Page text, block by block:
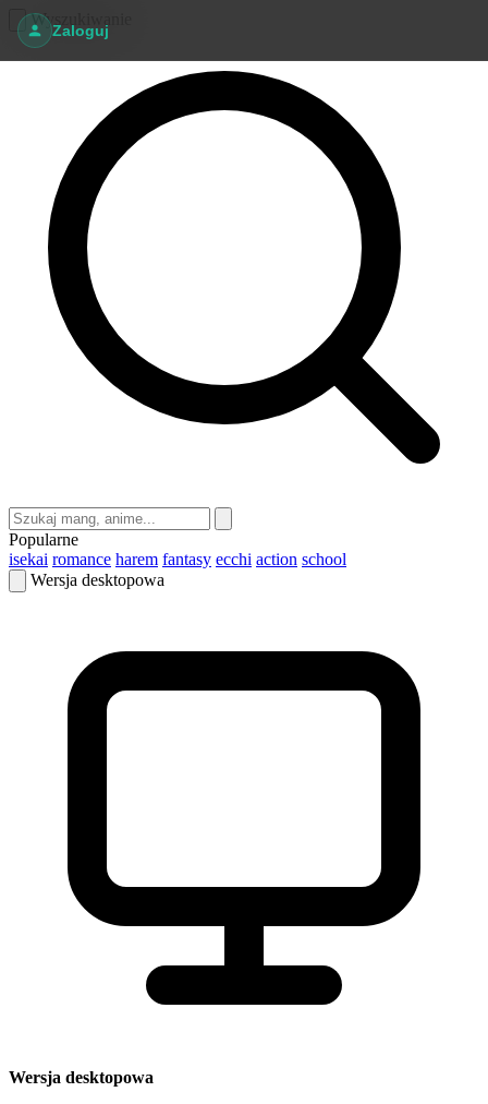
Zaloguj
Wyszukiwanie
Popularne
isekai romance harem fantasy ecchi action school
Wersja desktopowa
Wersja desktopowa